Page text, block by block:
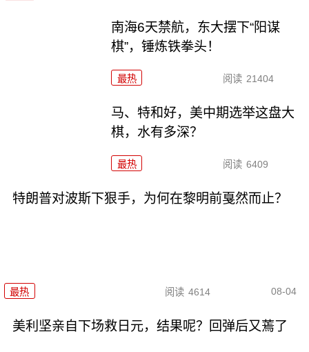
南海6天禁航，东大摆下“阳谋
棋”，锤炼铁拳头！
最热 阅读 21404
马、特和好，美中期选举这盘大
棋，水有多深？
最热 阅读 6409
特朗普对波斯下狠手，为何在黎明前戛然而止？
最热 阅读 4614 08-04
美利坚亲自下场救日元，结果呢？回弹后又蔫了